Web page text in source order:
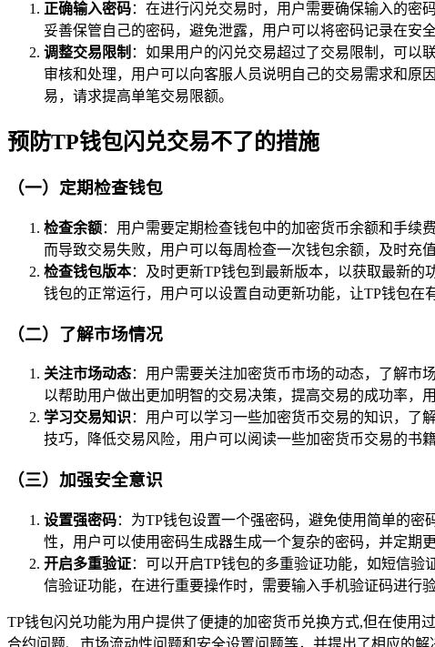
正确输入密码：在进行闪兑交易时，用户需要确保输入的密
妥善保管自己的密码，避免泄露，用户可以将密码记录在安
调整交易限制 ：如果用户的闪兑交易超过了交易限制，可以
审核和处理，用户可以向客服人员说明自己的交易需求和原
易，请求提高单笔交易限额。
预防TP钱包闪兑交易不了的措施
（一）定期检查钱包
检查余额：用户需要定期检查钱包中的加密货币余额和手续
而导致交易失败，用户可以每周检查一次钱包余额，及时充值
检查钱包版本：及时更新TP钱包到最新版本，以获取最新
钱包的正常运行，用户可以设置自动更新功能，让TP钱包在
（二）了解市场情况
关注市场动态：用户需要关注加密货币市场的动态，了解市
以帮助用户做出更加明智的交易决策，提高交易的成功率，
学习交易知识 ：用户可以学习一些加密货币交易的知识，了
技巧，降低交易风险，用户可以阅读一些加密货币交易的书
（三）加强安全意识
设置强密码：为TP钱包设置一个强密码，避免使用简单的
性，用户可以使用密码生成器生成一个复杂的密码，并定期更
开启多重验证：可以开启TP钱包的多重验证功能，如短信
信验证功能，在进行重要操作时，需要输入手机验证码进行验
TP钱包闪兑功能为用户提供了便捷的加密货币兑换方式,但在使用
合约问题、市场流动性问题和安全设置问题等，并提出了相应的